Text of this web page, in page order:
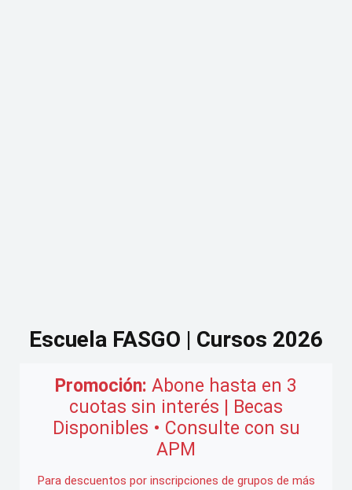
Escuela FASGO | Cursos 2026
Promoción: Abone hasta en 3
cuotas sin interés | Becas
Disponibles • Consulte con su
APM
Para descuentos por inscripciones de grupos de más